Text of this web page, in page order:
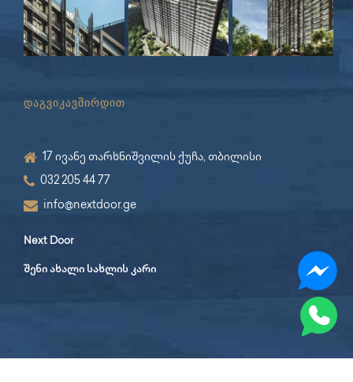
დაგვიკავშირდით
17 ივანე თარხნიშვილის ქუჩა, თბილისი
032 205 44 77
info@nextdoor.ge
Next Door
შენი ახალი სახლის კარი